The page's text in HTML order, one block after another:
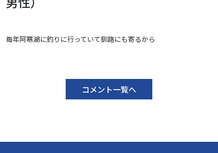
毎年阿寒湖に釣りに行っていて釧路にも寄るから
コメント一覧へ